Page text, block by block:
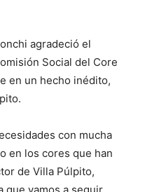
agradeció el
Social del Core
en un hecho inédito,
con mucha
en los cores que han
de Villa Púlpito,